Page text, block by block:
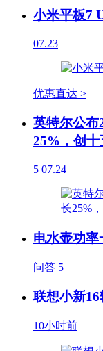
小米平板7
07.23
优惠直达 >
英特尔公布
25%，创十
5 07.24
电水壶功率
问答 5
联想小新
10小时前